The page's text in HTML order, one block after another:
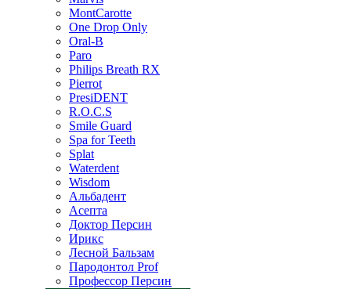
MontCarotte
One Drop Only
Oral-B
Paro
Philips Breath RX
Pierrot
PresiDENT
R.O.C.S
Smile Guard
Spa for Teeth
Splat
Waterdent
Wisdom
Альбадент
Асепта
Доктор Персин
Ирикс
Лесной Бальзам
Пародонтол Prof
Профессор Персин